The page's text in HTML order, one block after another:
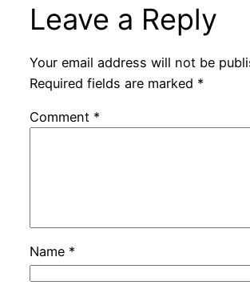
Leave a Reply
Your email address will not be
Required fields are marked *
Comment *
Name *